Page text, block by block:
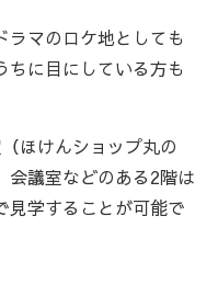
マのロケ地としても
ちに目にしている方も
ほけんショップ丸の
会議室などのある2階は
見学することが可能で